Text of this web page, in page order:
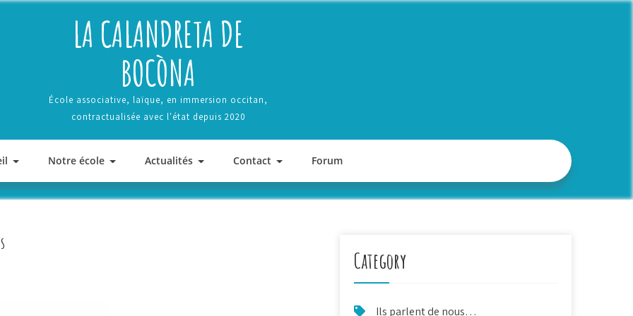
LA CALANDRETA DE
BOCÒNA
École associative, laïque, en immersion occitan,
contractualisée avec l'état depuis 2020
Notre école Actualités Contact Forum
Category
Ils parlent de nous…